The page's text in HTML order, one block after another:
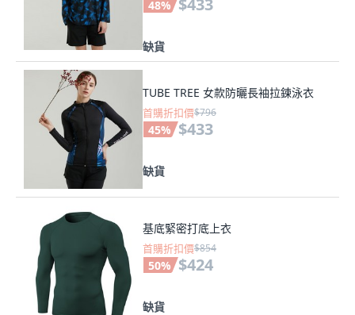
48% $433
缺貨
TUBE TREE 女款防曬長袖拉鍊泳衣
首購折扣價$796
45% $433
缺貨
基底緊密打底上衣
首購折扣價$854
50% $424
缺貨